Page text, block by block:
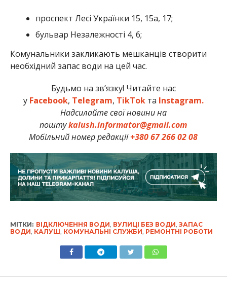
проспект Лесі Українки 15, 15а, 17;
бульвар Незалежності 4, 6;
Комунальники закликають мешканців створити
необхідний запас води на цей час.
Будьмо на зв’язку! Читайте нас
у Facebook, Telegram, TikTokта Instagram.
Надсилайте свої новини на
поштуkalush.informator@gmail.com
Мобільний номер редакції+380 67 266 02 08
МІТКИ: ВІДКЛЮЧЕННЯ ВОДИ ВУЛИЦІ БЕЗ ВОДИ ЗАПАС
ВОДИ КАЛУШ КОМУНАЛЬНІ СЛУЖБИ РЕМОНТНІ РОБОТИ